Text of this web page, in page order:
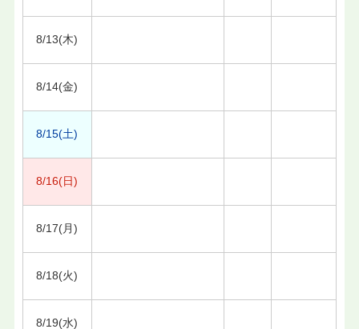
8/13(木)
8/14(金)
8/15(土)
8/16(日)
8/17(月)
8/18(火)
8/19(水)